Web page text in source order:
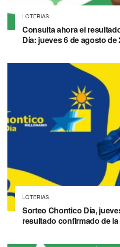
LOTERIAS
Consulta ahora el
Día: jueves 6 de agosto de
LOTERIAS
Sorteo Chontico Día,
resultado confirmado de la